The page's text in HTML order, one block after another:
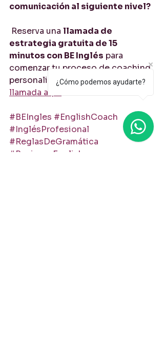
comunicación al siguiente nivel?
Reserva una llamada de
estrategia gratuita de 15
minutos con BE Inglés para
comenzar tu proceso de coaching
personalizado 👉 Agenda tu
llamada aquí
#BEIngles #EnglishCoach
#InglésProfesional
#ReglasDeGramática
#BusinessEnglish
¿Cómo podemos ayudarte?